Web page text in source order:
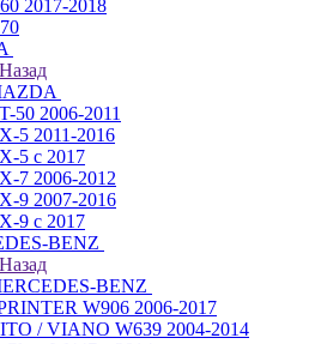
2017-2018
Назад
50 2006-2011
5 2011-2016
5 с 2017
7 2006-2012
9 2007-2016
9 с 2017
BENZ
Назад
BENZ
W906 2006-2017
/ VIANO W639 2004-2014